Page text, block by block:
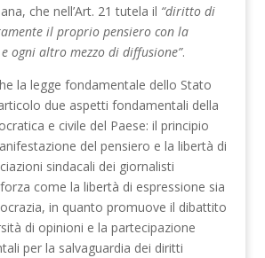
che nell’Art. 21 tutela il “diritto di
il proprio pensiero con la
ogni altro mezzo di diffusione”.
la legge fondamentale dello Stato
due aspetti fondamentali della
e civile del Paese: il principio
del pensiero e la libertà di
sindacali dei giornalisti
come la libertà di espressione sia
in quanto promuove il dibattito
di opinioni e la partecipazione
per la salvaguardia dei diritti